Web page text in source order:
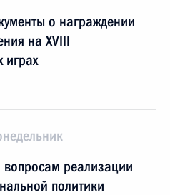
о награждении
на XVIII
играх
реализации
политики